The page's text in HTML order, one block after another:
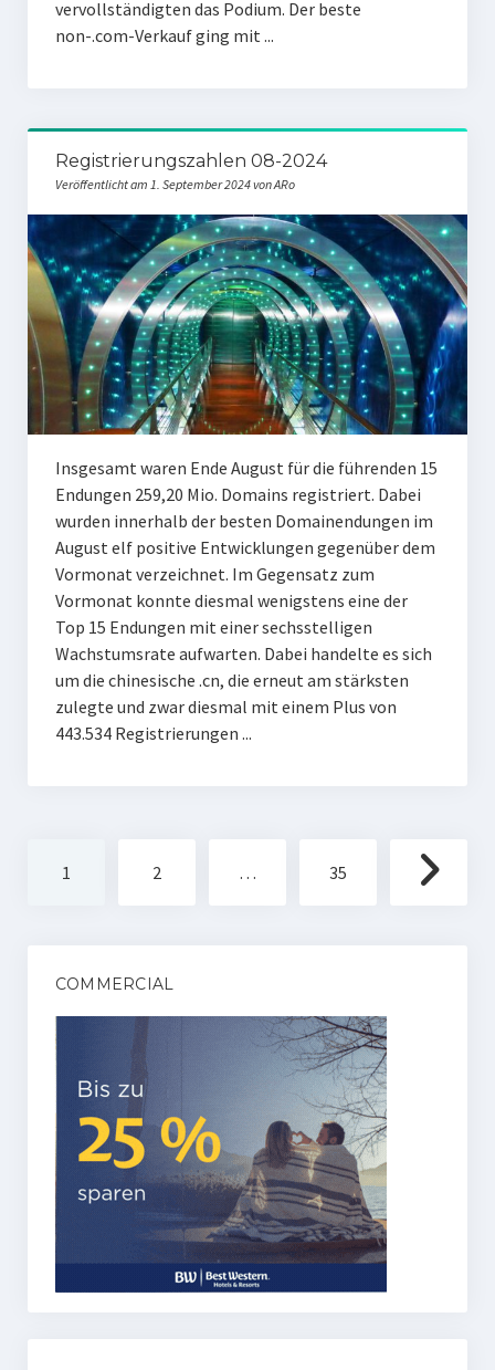
vervollständigten das Podium. Der beste
non-.com-Verkauf ging mit ...
Registrierungszahlen 08-2024
Veröffentlicht am 1. September 2024 von ARo
Insgesamt waren Ende August für die führenden 15
Endungen 259,20 Mio. Domains registriert. Dabei
wurden innerhalb der besten Domainendungen im
August elf positive Entwicklungen gegenüber dem
Vormonat verzeichnet. Im Gegensatz zum
Vormonat konnte diesmal wenigstens eine der
Top 15 Endungen mit einer sechsstelligen
Wachstumsrate aufwarten. Dabei handelte es sich
um die chinesische .cn, die erneut am stärksten
zulegte und zwar diesmal mit einem Plus von
443.534 Registrierungen ...
1 2 … 35
COMMERCIAL